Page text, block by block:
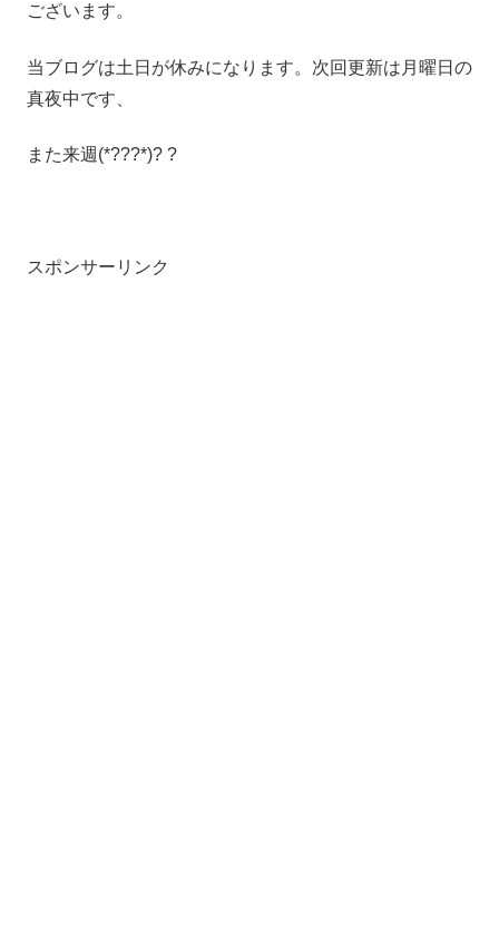
ございます。
当ブログは土日が休みになります。次回更新は月曜日の
真夜中です、
また来週(*???*)? ?
スポンサーリンク